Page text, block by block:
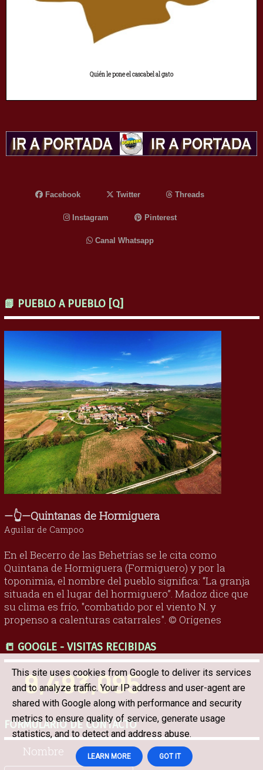
Quién le pone el cascabel al gato
Facebook Twitter Threads
Instagram Pinterest
Canal Whatsapp
📗 PUEBLO A PUEBLO [Q]
—👆—Quintanas de Hormiguera
Aguilar de Campoo
En el Becerro de las Behetrías se le cita como
Quintana de Hormiguera (Formiguero) y por la
toponimia, el nombre del pueblo significa: “La granja
situada en el lugar del hormiguero”. Madoz dice que
su clima es frío, "combatido por el viento N. y
propenso a calenturas catarrales". © Orígenes
📒 GOOGLE - VISITAS RECIBIDAS
9,493,095
FORMULARIO DE CONTACTO
Nombre
This site uses cookies from Google to deliver its services
and to analyze traffic. Your IP address and user-agent are
shared with Google along with performance and security
metrics to ensure quality of service, generate usage
statistics, and to detect and address abuse.
LEARN MORE GOT IT